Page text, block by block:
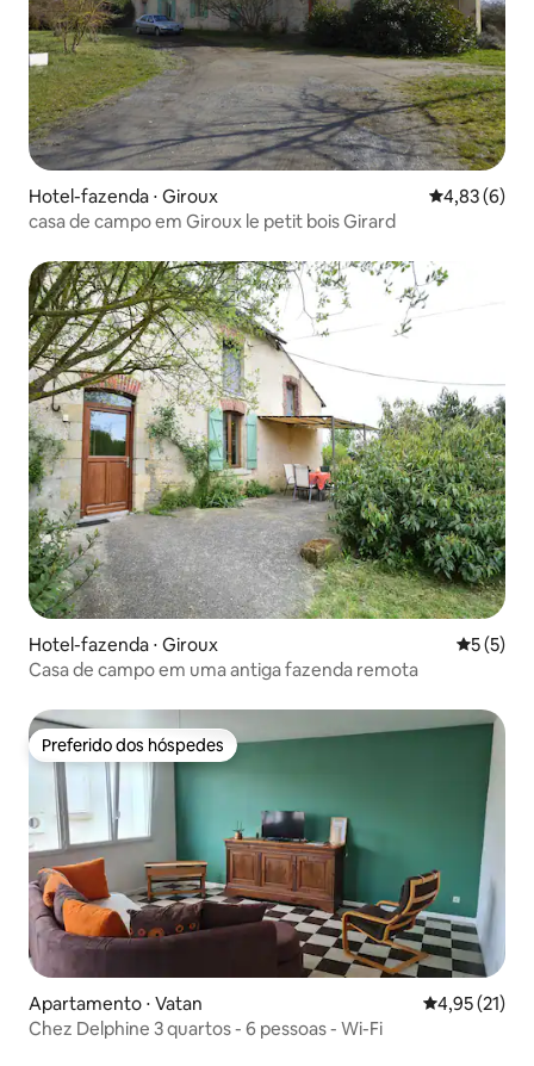
Hotel-fazenda ⋅ Giroux 4,83 de uma
4,83 (6)
casa de campo em Giroux le petit bois Girard
Hotel-fazenda ⋅ Giroux 5 de
5 (5)
Casa de campo em uma antiga fazenda remota
Preferido dos hóspedes
Preferido dos hóspedes
Apartamento ⋅ Vatan 4,95 de uma
4,95 (21)
Chez Delphine 3 quartos - 6 pessoas - Wi-Fi